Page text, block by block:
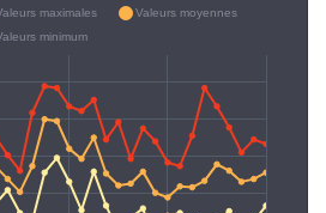
maximales
Valeurs moyennes
minimum